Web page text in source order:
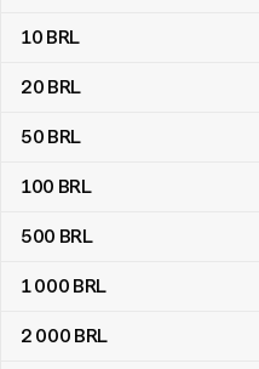
10 BRL
20 BRL
50 BRL
100 BRL
500 BRL
1 000 BRL
2 000 BRL